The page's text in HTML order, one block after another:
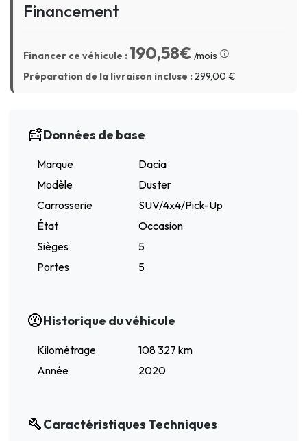
Financement
Financer ce véhicule :190,58€ /mois
Préparation de la livraison incluse : 299,00 €
Données de base
Marque
Dacia
Modèle
Duster
Carrosserie
SUV/4x4/Pick-Up
État
Occasion
Sièges
5
Portes
5
Historique du véhicule
Kilométrage
108 327 km
Année
2020
Caractéristiques Techniques